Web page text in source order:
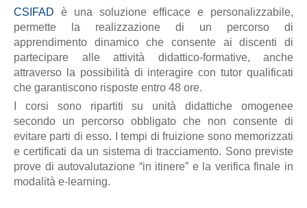
CSIFAD è una soluzione efficace e personalizzabile,
permette la realizzazione di un percorso di
apprendimento dinamico che consente ai discenti di
partecipare alle attività didattico-formative, anche
attraverso la possibilità di interagire con tutor qualificati
che garantiscono risposte entro 48 ore.
I corsi sono ripartiti su unità didattiche omogenee
secondo un percorso obbligato che non consente di
evitare parti di esso. I tempi di fruizione sono memorizzati
e certificati da un sistema di tracciamento. Sono previste
prove di autovalutazione “in itinere” e la verifica finale in
modalità e-learning.